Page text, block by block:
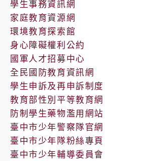
學生事務資訊網
家庭教育資源網
環境教育探索館
身心障礙權利公約
國軍人才招募中心
全民國防教育資訊網
學生申訴及再申訴制度
教育部性別平等教育網
防制學生藥物濫用網站
臺中市少年警察隊官網
臺中市少年隊粉絲專頁
臺中市少年輔導委員會